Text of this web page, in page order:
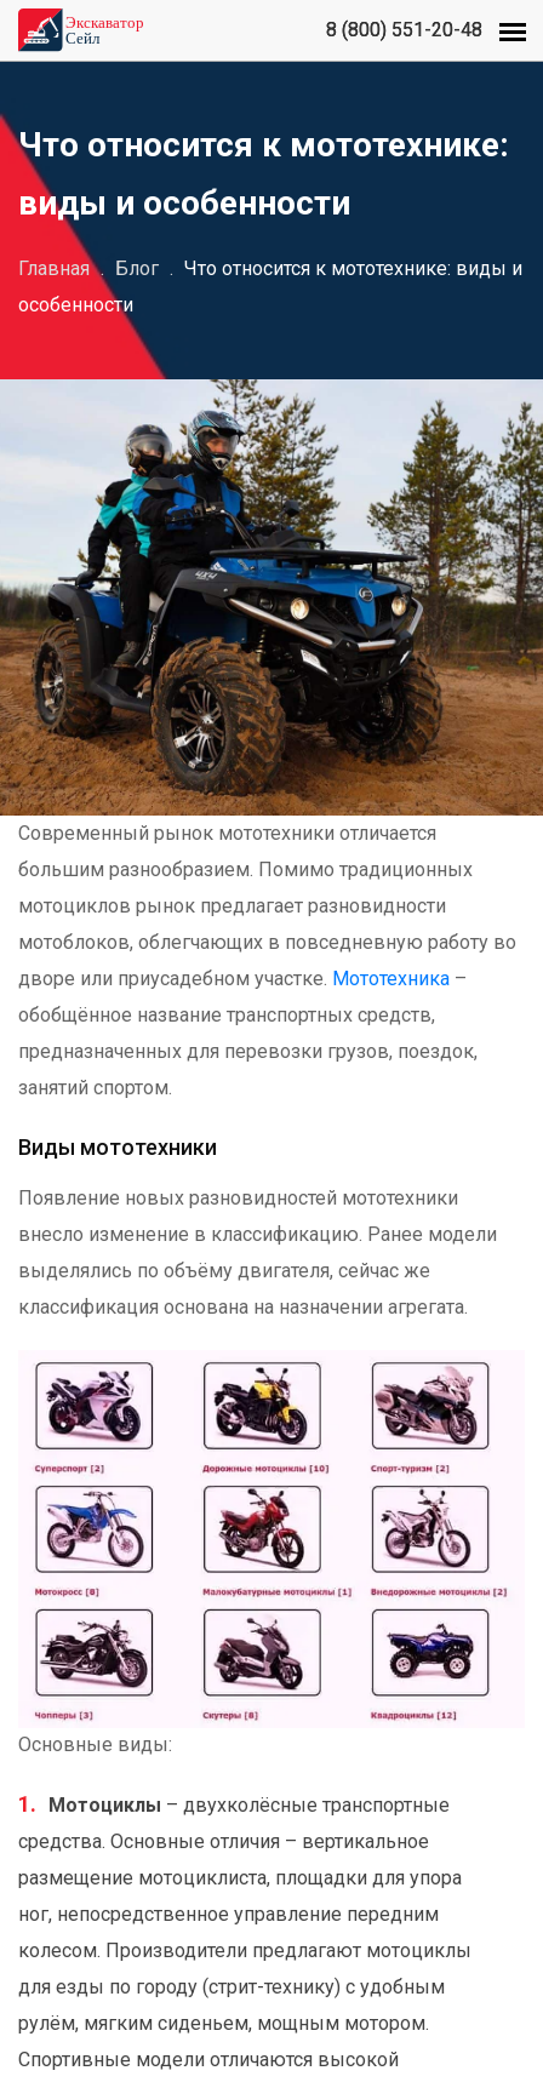
8 (800) 551-20-48
8 (800) 551-20-48
Что относится к мототехнике:
виды и особенности
Главная . Блог . Что относится к мототехнике: виды и
особенности
Современный рынок мототехники отличается
большим разнообразием. Помимо традиционных
мотоциклов рынок предлагает разновидности
мотоблоков, облегчающих в повседневную работу во
дворе или приусадебном участке. Мототехника –
обобщённое название транспортных средств,
предназначенных для перевозки грузов, поездок,
занятий спортом.
Виды мототехники
Появление новых разновидностей мототехники
внесло изменение в классификацию. Ранее модели
выделялись по объёму двигателя, сейчас же
классификация основана на назначении агрегата.
Основные виды:
Мотоциклы – двухколёсные транспортные
средства. Основные отличия – вертикальное
размещение мотоциклиста, площадки для упора
ног, непосредственное управление передним
колесом. Производители предлагают мотоциклы
для езды по городу (стрит-технику) с удобным
рулём, мягким сиденьем, мощным мотором.
Спортивные модели отличаются высокой